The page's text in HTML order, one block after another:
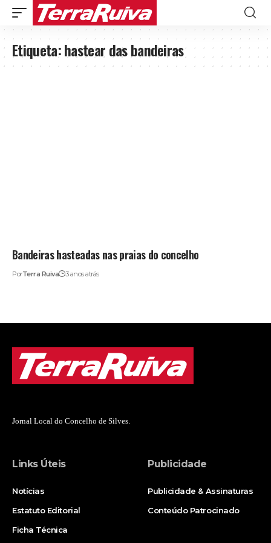
Etiqueta:hastear das bandeiras
Bandeiras hasteadas nas praias do concelho
PorTerra Ruiva 3 anos atrás
Jornal Local do Concelho de Silves.
Links Úteis
Notícias
Estatuto Editorial
Ficha Técnica
Publicidade
Publicidade & Assinaturas
Conteúdo Patrocinado